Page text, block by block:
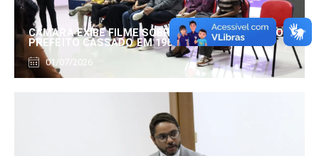
CÂMARA EXIBE FILME SOBRE EDUARDO SERRANO,
PREFEITO CASSADO EM 1960
01/07/2026